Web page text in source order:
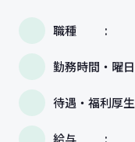
職種
勤務時間・曜日
待遇・福利厚生
給与